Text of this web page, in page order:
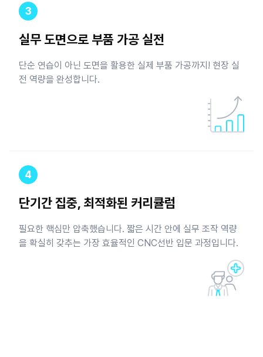
3
실무 도면으로 부품 가공 실전
단순 연습이 아닌 도면을 활용한 실제 부품 가공까지! 현장 실
전 역량을 완성합니다.
4
단기간 집중, 최적화된 커리큘럼
필요한 핵심만 압축했습니다. 짧은 시간 안에 실무 조작 역량
을 확실히 갖추는 가장 효율적인 CNC선반 입문 과정입니다.